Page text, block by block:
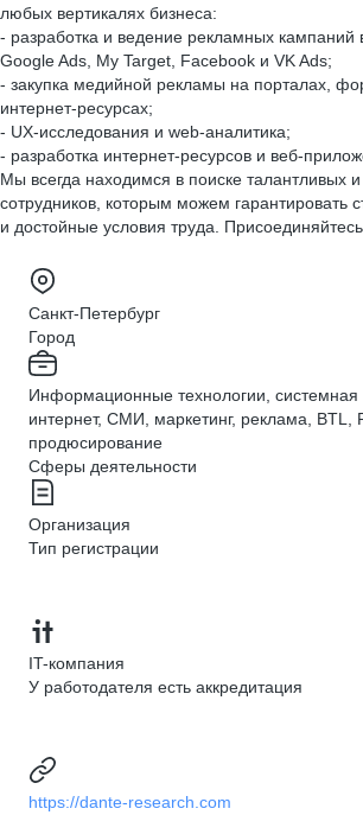
любых вертикалях бизнеса:
- разработка и ведение рекламных кампаний
Google Ads, My Target, Facebook и VK Ads;
- закупка медийной рекламы на порталах,
интернет-ресурсах;
- UX-исследования и web-аналитика;
- разработка интернет-ресурсов и веб-
Мы всегда находимся в поиске талантливых
сотрудников, которым можем гарантировать
и достойные условия труда.
Санкт-Петербург
Город
Информационные технологии, системная
интернет, СМИ, маркетинг, реклама, BTL,
продюсирование
Сферы деятельности
Организация
Тип регистрации
IT-компания
У работодателя есть аккредитация
https://dante-research.com